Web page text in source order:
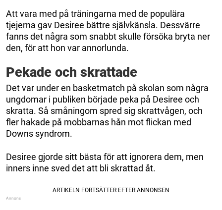
Att vara med på träningarna med de populära
tjejerna gav Desiree bättre självkänsla. Dessvärre
fanns det några som snabbt skulle försöka bryta ner
den, för att hon var annorlunda.
Pekade och skrattade
Det var under en basketmatch på skolan som några
ungdomar i publiken började peka på Desiree och
skratta. Så småningom spred sig skrattvågen, och
fler hakade på mobbarnas hån mot flickan med
Downs syndrom.
Desiree gjorde sitt bästa för att ignorera dem, men
inners inne sved det att bli skrattad åt.